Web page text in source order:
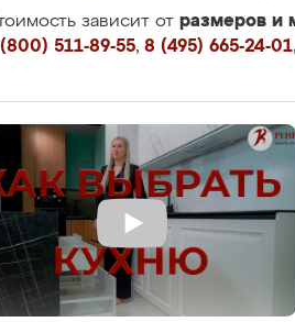
зависит от размеров и
511-89-55, 8 (495) 665-24-01,